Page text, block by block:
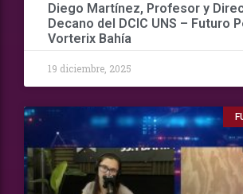
Diego Martínez, Profesor y
Decano del DCIC UNS – Futuro
Vorterix Bahía
19 diciembre, 2025